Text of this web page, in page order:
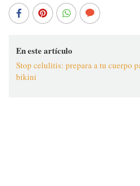
En este artículo
Stop celulitis: prepara a tu cuerpo
bikini